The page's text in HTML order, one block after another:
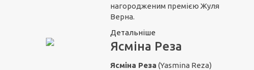
нагородженим премією Жуля
Верна.
Детальніше
Ясміна Реза
Ясміна Реза (Yasmina Reza)